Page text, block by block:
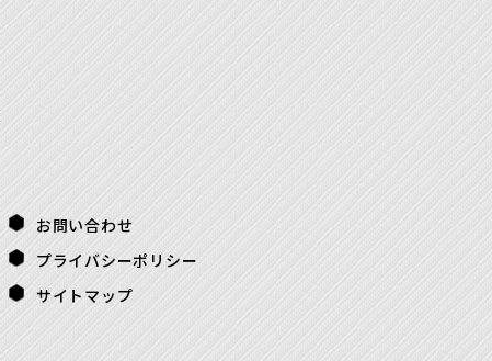
お問い合わせ
プライバシーポリシー
サイトマップ